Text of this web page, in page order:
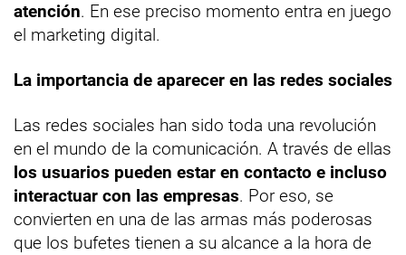
atención. En ese preciso momento entra en juego
el marketing digital.
La importancia de aparecer en las redes sociales
Las redes sociales han sido toda una revolución
en el mundo de la comunicación. A través de ellas
los usuarios pueden estar en contacto e incluso
interactuar con las empresas. Por eso, se
convierten en una de las armas más poderosas
que los bufetes tienen a su alcance a la hora de